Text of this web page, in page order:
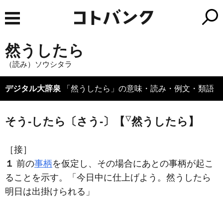
然うしたら
（読み）ソウシタラ
デジタル大辞泉 「然うしたら」の意味・読み・例文・類語
そう‐したら〔さう‐〕【 ▽然うしたら】
［接］
１ 前の事柄を仮定し、その場合にあとの事柄が起こ
ることを示す。「今日中に仕上げよう。 然うしたら
明日は出掛けられる」